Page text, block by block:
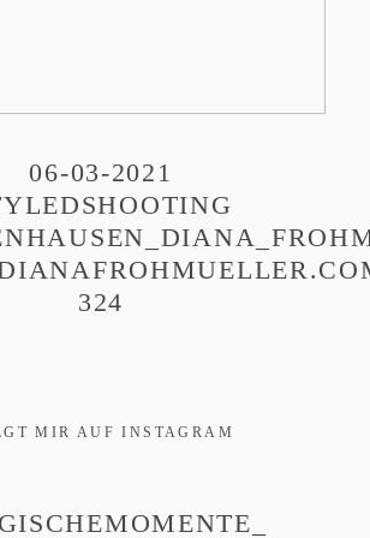
06-03-2021
324
MIR AUF INSTAGRAM